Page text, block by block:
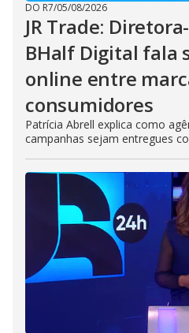
DO R7/05/08/2026
JR Trade:
BHalf Digital fala
online entre
consumidores
Patrícia Abrell explica como
campanhas sejam entregues